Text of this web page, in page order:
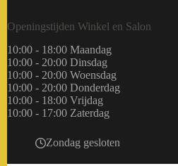
Openingstijden Winkel en Salon
10:00 - 18:00 Maandag
10:00 - 20:00 Dinsdag
10:00 - 20:00 Woensdag
10:00 - 20:00 Donderdag
10:00 - 18:00 Vrijdag
10:00 - 17:00 Zaterdag
Zondag gesloten